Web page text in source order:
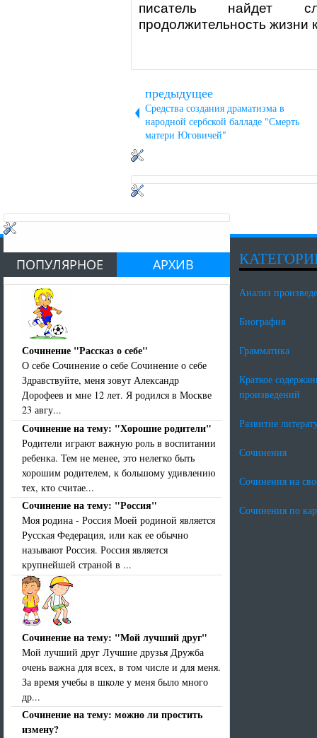
писатель найдет
продолжительность жизни
предыдущее
Средства создания драматизма в
народной сербской балладе "Смерть
матери Юговичей"
ПОПУЛЯРНОЕ АРХИВ
Сочинение "Рассказ о себе"
О себе Сочинение о себе Сочинение о себе
Здравствуйте, меня зовут Александр
Дорофеев и мне 12 лет. Я родился в Москве
23 авгу...
Сочинение на тему: "Хорошие родители"
Родители играют важную роль в воспитании
ребенка. Тем не менее, это нелегко быть
хорошим родителем, к большому удивлению
тех, кто считае...
Сочинение на тему: "Россия"
Моя родина - Россия Моей родиной является
Русская Федерация, или как ее обычно
называют Россия. Россия является
крупнейшей страной в ...
Сочинение на тему: "Мой лучший друг"
Мой лучший друг Лучшие друзья Дружба
очень важна для всех, в том числе и для меня.
За время учебы в школе у меня было много
др...
Сочинение на тему: можно ли простить
измену?
Анализ
Биография
Грамматика
Краткое
произведений
Развитие
Сочинения
Сочинения на
Сочинения по